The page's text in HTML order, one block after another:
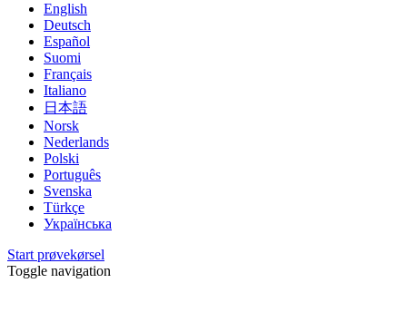
English
Deutsch
Español
Suomi
Français
Italiano
日本語
Norsk
Nederlands
Polski
Português
Svenska
Türkçe
Українська
Start prøvekørsel
Toggle navigation